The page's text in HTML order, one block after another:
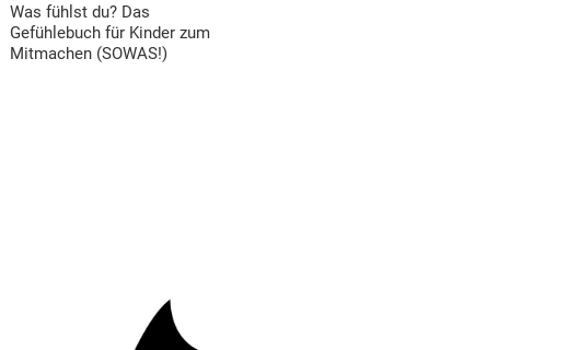
Was fühlst du? Das
Gefühlebuch für Kinder zum
Mitmachen (SOWAS!)